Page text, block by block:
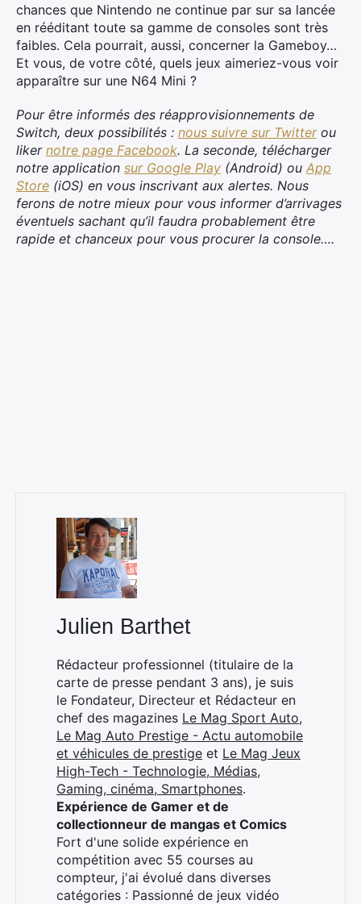
chances que Nintendo ne continue par sur sa lancée
en rééditant toute sa gamme de consoles sont très
faibles. Cela pourrait, aussi, concerner la Gameboy…
Et vous, de votre côté, quels jeux aimeriez-vous voir
apparaître sur une N64 Mini ?
Pour être informés des réapprovisionnements de
Switch, deux possibilités : nous suivre sur Twitterou
liker notre page Facebook. La seconde, télécharger
notre application sur Google Play (Android) ou App
Store (iOS) en vous inscrivant aux alertes. Nous
ferons de notre mieux pour vous informer d’arrivages
éventuels sachant qu’il faudra probablement être
rapide et chanceux pour vous procurer la console….
Julien Barthet
Rédacteur professionnel (titulaire de la
carte de presse pendant 3 ans), je suis
le Fondateur, Directeur et Rédacteur en
chef des magazines Le Mag Sport Auto,
Le Mag Auto Prestige - Actu automobile
et véhicules de prestige et Le Mag Jeux
High-Tech - Technologie, Médias,
Gaming, cinéma, Smartphones.
Expérience de Gamer et de
collectionneur de mangas et Comics
Fort d'une solide expérience en
compétition avec 55 courses au
compteur, j'ai évolué dans diverses
catégories : Passionné de jeux vidéo
Rechercher